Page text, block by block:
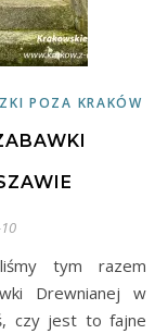
POZA KRAKÓW
Drewnianej w
czy jest to fajne